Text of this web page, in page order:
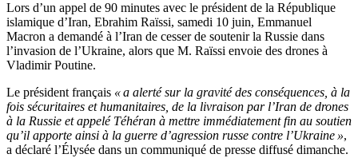
Lors d’un appel de 90 minutes avec le président de la République
islamique d’Iran, Ebrahim Raïssi, samedi 10 juin, Emmanuel
Macron a demandé à l’Iran de cesser de soutenir la Russie dans
l’invasion de l’Ukraine, alors que M. Raïssi envoie des drones à
Vladimir Poutine.
Le président français « a alerté sur la gravité des conséquences, à la
fois sécuritaires et humanitaires, de la livraison par l’Iran de drones
à la Russie et appelé Téhéran à mettre immédiatement fin au soutien
qu’il apporte ainsi à la guerre d’agression russe contre l’Ukraine »,
a déclaré l’Élysée dans un communiqué de presse diffusé dimanche.